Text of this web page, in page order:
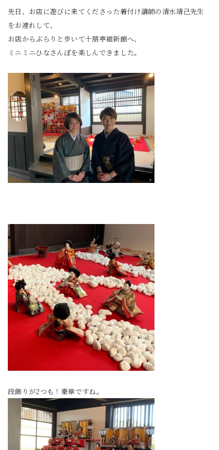
先日、お店に遊びに来てくださった着付け講師の清水靖己先生
をお連れして、
お店からぶらりと歩いて十朋亭維新館へ、
ミニミニひなさんぽを楽しんできました。
段飾りが2つも！豪華ですね。